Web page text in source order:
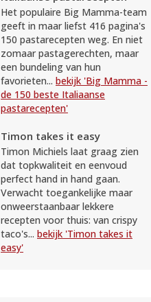
Het populaire Big Mamma-team
geeft in maar liefst 416 pagina's
150 pastarecepten weg. En niet
zomaar pastagerechten, maar
een bundeling van hun
favorieten... bekijk 'Big Mamma -
de 150 beste Italiaanse
pastarecepten'
Timon takes it easy
Timon Michiels laat graag zien
dat topkwaliteit en eenvoud
perfect hand in hand gaan.
Verwacht toegankelijke maar
onweerstaanbaar lekkere
recepten voor thuis: van crispy
taco's... bekijk 'Timon takes it
easy'